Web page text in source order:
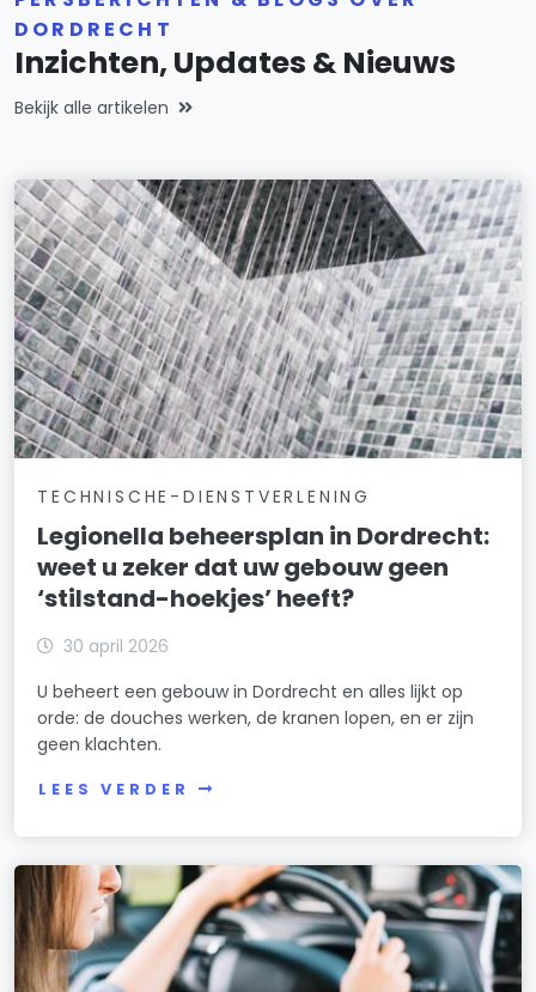
DORDRECHT
Inzichten, Updates & Nieuws
Bekijk alle artikelen
TECHNISCHE-DIENSTVERLENING
Legionella beheersplan in Dordrecht:
weet u zeker dat uw gebouw geen
‘stilstand-hoekjes’ heeft?
30 april 2026
U beheert een gebouw in Dordrecht en alles lijkt op
orde: de douches werken, de kranen lopen, en er zijn
geen klachten.
LEES VERDER